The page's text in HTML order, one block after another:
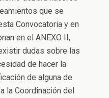
que se
Convocatoria y en
en el ANEXO II,
dudas sobre las
de hacer la
de alguna de
la Coordinación del